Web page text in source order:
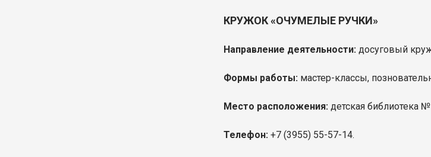
КРУЖОК «ОЧУМЕЛЫЕ РУЧКИ»
Направление деятельности: досуговый
Формы работы: мастер-классы,
Место расположения: детская библиотека
Телефон: +7 (3955) 55-57-14.